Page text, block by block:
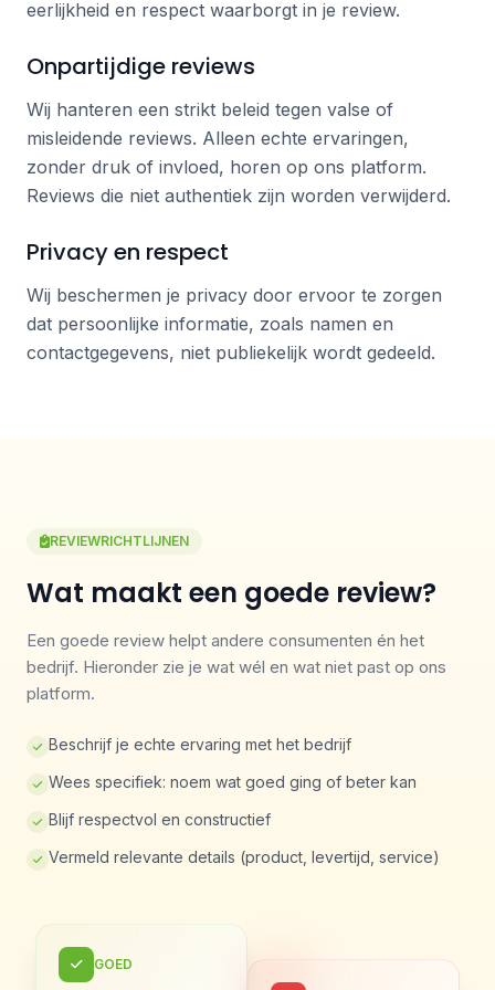
eerlijkheid en respect waarborgt in je review.
Onpartijdige reviews
Wij hanteren een strikt beleid tegen valse of
misleidende reviews. Alleen echte ervaringen,
zonder druk of invloed, horen op ons platform.
Reviews die niet authentiek zijn worden verwijderd.
Privacy en respect
Wij beschermen je privacy door ervoor te zorgen
dat persoonlijke informatie, zoals namen en
contactgegevens, niet publiekelijk wordt gedeeld.
REVIEWRICHTLIJNEN
Wat maakt een goede review?
Een goede review helpt andere consumenten én het
bedrijf. Hieronder zie je wat wél en wat niet past op ons
platform.
Beschrijf je echte ervaring met het bedrijf
Wees specifiek: noem wat goed ging of beter kan
Blijf respectvol en constructief
Vermeld relevante details (product, levertijd, service)
GOED